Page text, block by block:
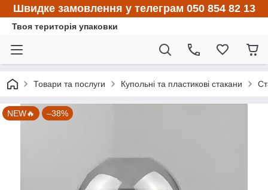
Швидке замовлення у телеграм 050 854 82 13
Твоя територія упаковки
Товари та послуги Купольні та пластикові стакани
NEW🔥 –38%